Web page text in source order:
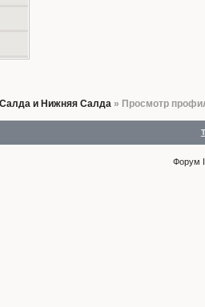
и Нижняя Салда» Просмотр
Форум